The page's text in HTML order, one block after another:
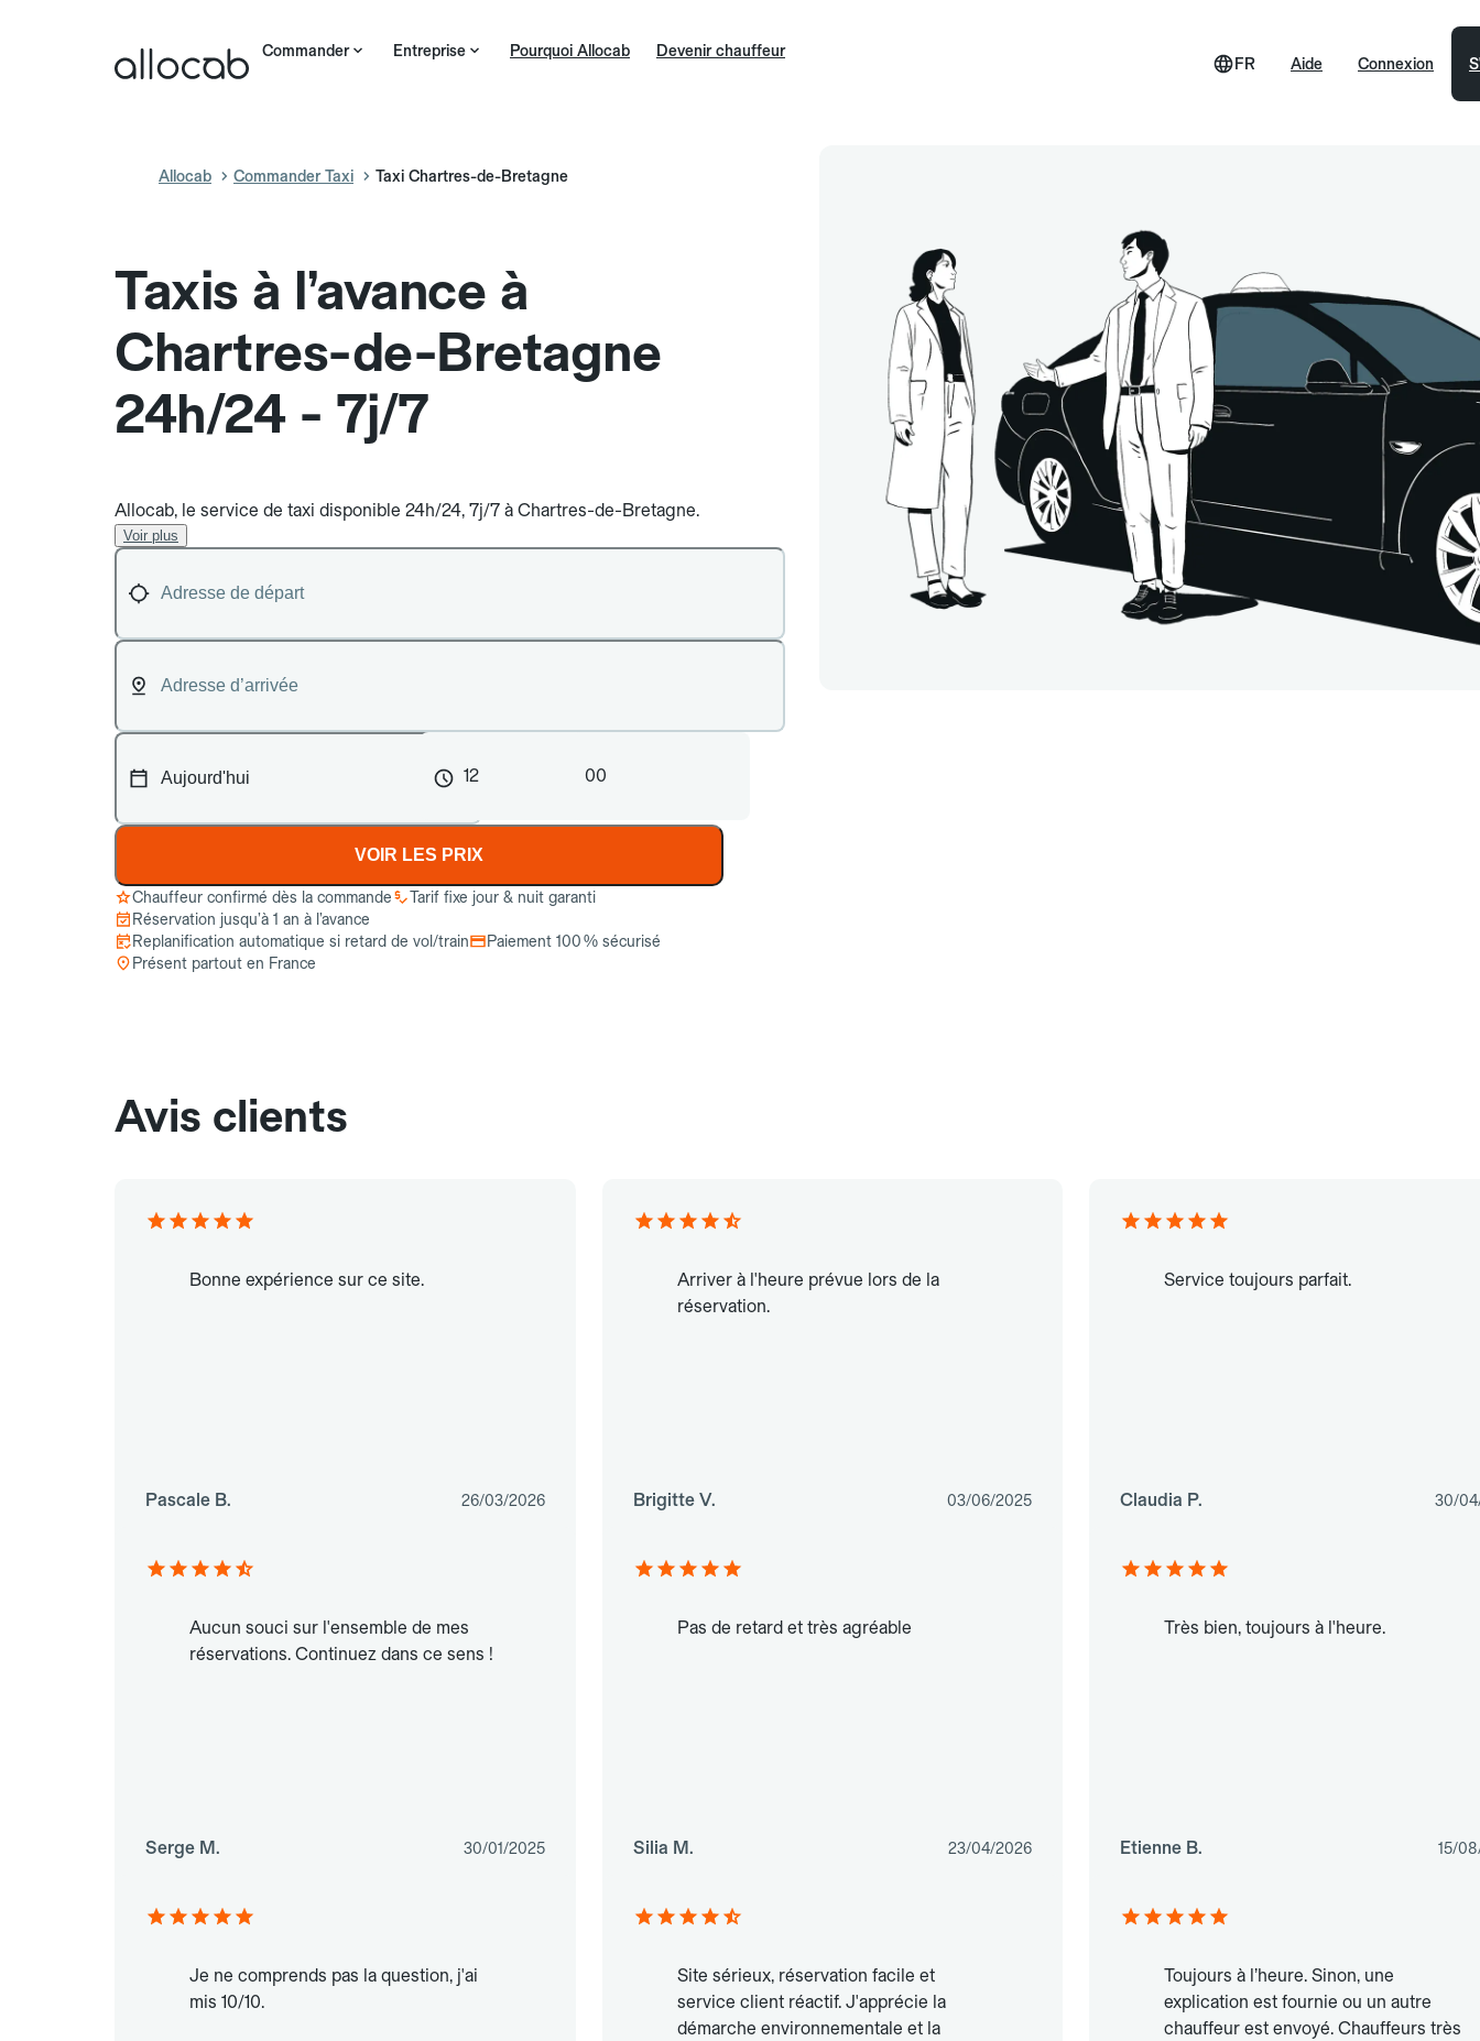
Commander Entreprise Pourquoi Allocab Devenir chauffeur
Aide
FR Connexion
Allocab Commander Taxi Taxi Chartres-de-Bretagne
Taxis à l’avance à
Chartres-de-Bretagne
24h/24 - 7j/7
Allocab, le service de taxi disponible 24h/24, 7j/7 à Chartres-de-Bretagne.
Voir plus
12 00
VOIR LES PRIX
Chauffeur confirmé dès la commande
Tarif fixe jour & nuit garanti
Réservation jusqu’à 1 an à l’avance
Replanification automatique si retard de vol/train
Paiement 100 % sécurisé
Présent partout en France
Avis clients
Bonne expérience sur ce site.
Pascale B. 26/03/2026
Arriver à l'heure prévue lors de la
réservation.
Brigitte V. 03/06/2025
Service toujours parfait.
Claudia P. 30/
Aucun souci sur l'ensemble de mes
réservations. Continuez dans ce sens !
Serge M. 30/01/2025
Pas de retard et très agréable
Silia M. 23/04/2026
Très bien, toujours à l'heure.
Etienne B. 15/
Je ne comprends pas la question, j'ai
mis 10/10.
Site sérieux, réservation facile et
service client réactif. J'apprécie la
démarche environnementale et la
Toujours à l’heure. Sinon, une
explication est fournie ou un autre
chauffeur est envoyé. Chauffeurs très